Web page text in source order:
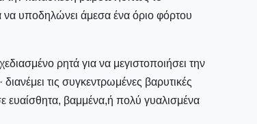
υποδηλώνει άμεσα ένα όριο φόρτου
ρητά για να μεγιστοποιήσει την
τις συγκεντρωμένες βαρυτικές
ευαίσθητα, βαμμένα,ή πολύ γυαλισμένα